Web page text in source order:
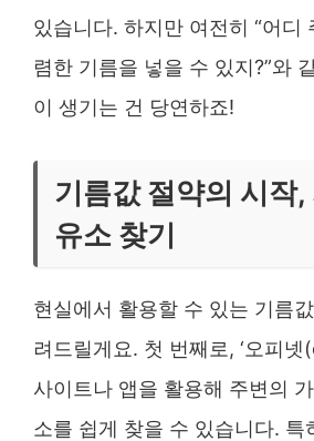
있습니다. 하지만 여전히 “어디
렴한 기름을 넣을 수 있지?”와
이 생기는 건 당연하죠!
기름값 절약의 시작,
유소 찾기
현실에서 활용할 수 있는 기름
려드릴게요. 첫 번째로, ‘오피
사이트나 앱을 활용해 주변의
소를 쉽게 찾을 수 있습니다. 특